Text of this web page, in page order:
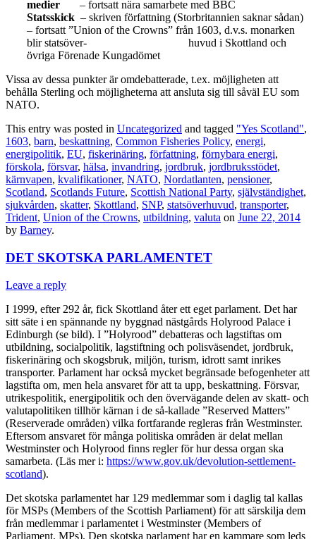
medier
– fortsatt nära samarbete med BBC
Statsskick – skriven författning (Storbritannien saknar sådan)
– fortsatt ”Union of the Crowns” från 1603, d.v.s. monarken
blir statsöver- huvud i Skottland och
övriga Förenade Kungadömet
Vissa av dessa punkter är omdebatterade, t.ex. möjligheten att
behålla Sterling och möjligheterna att ansluta sig till såväl EU som
NATO.
This entry was posted in Uncategorized and tagged "Yes Scotland",
1603, barn, beskattning, Common Fisheries Policy, energi,
energipolitik, EU, fiskerinäring, författning, förnybara energi,
förskola, försvar, hälsa, invandring, jordbruk, jordbruksstödet,
kärnvapen, kvalifikationer, NATO, Nordatlanten, pensioner,
Scotland, Scotlands Future, Scottish National Party, självständighet,
sjukvården, skatter, Skottland, SNP, statsöverhuvud, transporter,
Trident, Union of the Crowns, utbildning, valuta on June 22, 2014
by Barney.
DET SKOTSKA PARLAMENTET
Leave a reply
I 1999, efter 292 år, fick Skottland åter ett eget parlament. Det har
sitt säte i en spännande ny bygg­nad nästgårds Holyrood Palace i
Edinburgh (se bild). I ”Holyrood” debatteras och lagstiftas om
utbildning, socialpolitik, lagstiftning och polisväsendet, jordbruk,
fiskerinäring och skogsbruk, miljön, turism, idrott samt inrikes
transporter. Parlament har också mycket begränsade befogenheter att
lagstifta om, men hela ansvaret för att ta upp, beskattning. Försvar,
utrikespolitik, energipolitik och den övervägande delen av skatt- och
valutapolitiken tillhör kärnan i de så-kallade ”Reserved Matters”
(Reserverade områden) vilka fortfarande regleras från Westminster.
Eftersom ansvaret för många politiska områden är delat mellan
Westminster och Holyrood finns regler för hur dessa organ ska
samarbeta. (Läs mer i: https://www.gov.uk/devolution-settlement-
scotland).
Det skotska parlamentet har 129 medlemmar som i daglig tal kallas
för MSPs (Members of the Scottish Parliament) för att särskilja dem
från medlemmar i parlamentet i Westminster (Members of
Parliament, MPs). Den skotska parlament har en kammare som leds